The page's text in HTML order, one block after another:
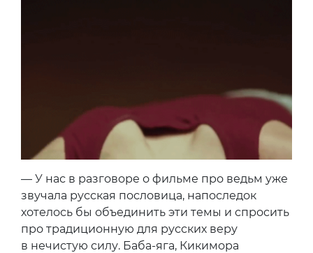
— У нас в разговоре о фильме про ведьм уже
звучала русская пословица, напоследок
хотелось бы объединить эти темы и спросить
про традиционную для русских веру
в нечистую силу. Баба-яга, Кикимора